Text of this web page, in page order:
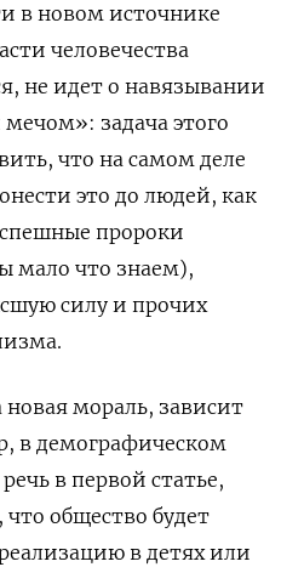
в новом источнике
человечества
не идет о навязывании
задача этого
что на самом деле
это до людей, как
пророки
мало что знаем),
силу и прочих
новая мораль, зависит
в демографическом
в первой статье,
общество будет
в детях или